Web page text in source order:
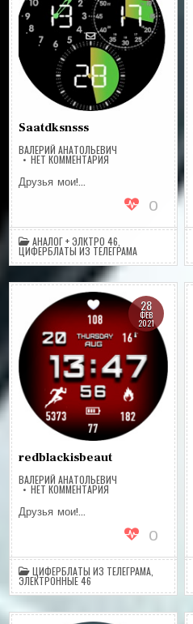
Saatdksnsss
ВАЛЕРИЙ АНАТОЛЬЕВИЧ
НЕТ КОММЕНТАРИЯНА
Друзья мои!…
0
АНАЛОГ + ЭЛКТРО 46
ЦИФЕРБЛАТЫ ИЗ ТЕЛЕГРАМА
28
ФЕВ
2021
redblackisbeaut
ВАЛЕРИЙ АНАТОЛЬЕВИЧ
НЕТ КОММЕНТАРИЯ
REDBLACKISBEAUT
Друзья мои!…
0
ЦИФЕРБЛАТЫ ИЗ ТЕЛЕГРАМА,
ЭЛЕКТРОННЫЕ 46